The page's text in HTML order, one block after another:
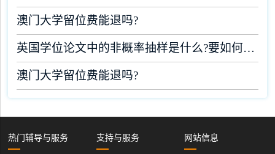
澳门大学留位费能退吗?
英国学位论文中的非概率抽样是什么?要如何完成?
澳门大学留位费能退吗?
热门辅导与服务 支持与服务 网站信息